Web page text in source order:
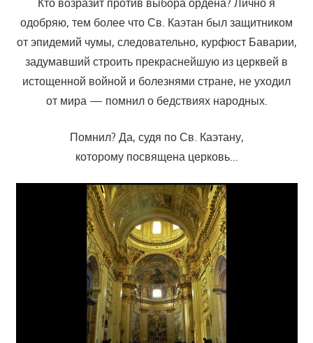
одобряю, тем более что Св. Каэтан был защитником
от эпидемий чумы, следовательно, курфюст Баварии,
задумавший строить прекраснейшую из церквей в
истощенной войной и болезнями стране, не уходил
от мира — помнил о бедствиях народных.
Помнил? Да, судя по Св. Каэтану,
которому посвящена церковь…